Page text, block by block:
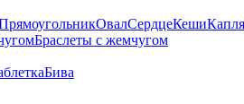
ОвалСердцеКешиКапля
Браслеты с жемчугом
Бива